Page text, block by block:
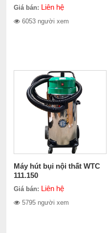
Giá bán: Liên hệ
6053 người xem
Máy hút bụi nội thất WTC
111.150
Giá bán: Liên hệ
5795 người xem